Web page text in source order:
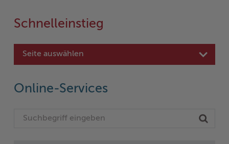
Schnelleinstieg
Seite auswählen
Online-Services